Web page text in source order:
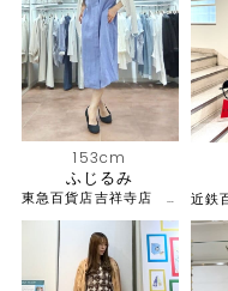
153cm
ふじるみ
東急百貨店吉祥寺店 ピッコーネ